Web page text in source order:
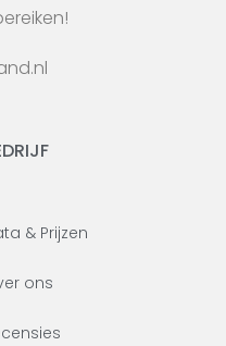
& Prijzen
ons